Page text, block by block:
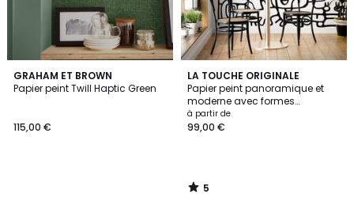
GRAHAM ET BROWN
Papier peint Twill Haptic Green
115,00 €
LA TOUCHE ORIGINALE
Papier peint panoramique et
moderne avec formes
abstraites - 255x260 cm (l x h)
à partir de
99,00 €
5
/
5
5
/